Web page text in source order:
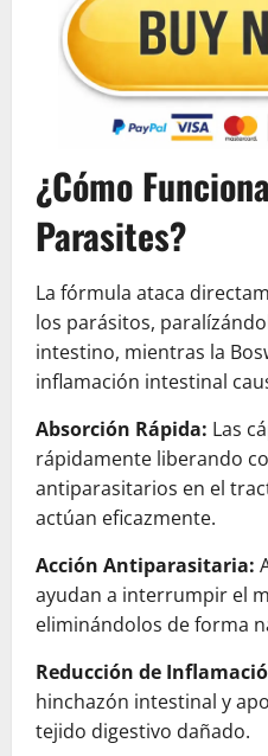
¿Cómo
Parasites?
La fórmula ataca
los parásitos,
intestino, mientras la
inflamación intestinal
Absorción Rápida: Las
rápidamente liberando
antiparasitarios en el
actúan eficazmente.
Acción Antiparasitaria:
ayudan a interrumpir el
eliminándolos de forma
Reducción de
hinchazón intestinal y
tejido digestivo dañado.